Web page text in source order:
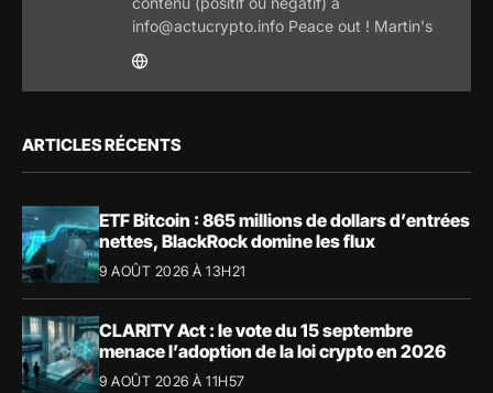
info@actucrypto.info Peace out ! Martin's
ARTICLES RÉCENTS
ETF Bitcoin : 865 millions de dollars d’entrées
nettes, BlackRock domine les flux
9 AOÛT 2026 À 13H21
CLARITY Act : le vote du 15 septembre
menace l’adoption de la loi crypto en 2026
9 AOÛT 2026 À 11H57